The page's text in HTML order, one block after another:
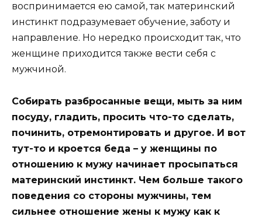
воспринимается ею самой, так материнский
инстинкт подразумевает обучение, заботу и
направление. Но нередко происходит так, что
женщине приходится также вести себя с
мужчиной.
Собирать разбросанные вещи, мыть за ним
посуду, гладить, просить что-то сделать,
починить, отремонтировать и другое. И вот
тут-то и кроется беда – у женщины по
отношению к мужу начинает просыпаться
материнский инстинкт. Чем больше такого
поведения со стороны мужчины, тем
сильнее отношение жены к мужу как к